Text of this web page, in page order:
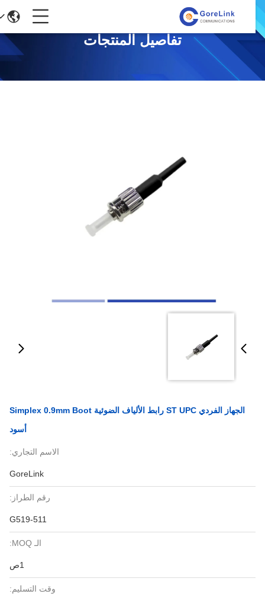
تفاصيل المنتجات
الجهاز الفردي ST UPC رابط الألياف الضوئية Simplex 0.9mm Boot
أسود
الاسم التجاري:
GoreLink
رقم الطراز:
G519-511
الـ MOQ:
وقت التسليم: